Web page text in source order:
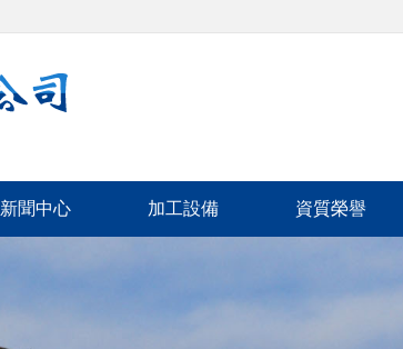
新聞中心 加工設備 資質榮譽